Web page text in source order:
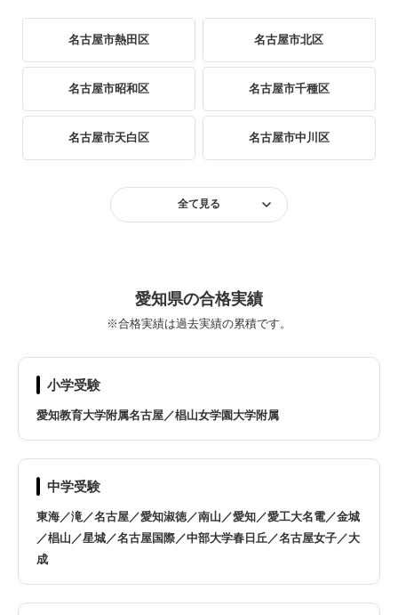
名古屋市熱田区 名古屋市北区
名古屋市昭和区 名古屋市千種区
名古屋市天白区 名古屋市中川区
名古屋市中区 名古屋市中村区
名古屋市港区 名古屋市南区
名古屋市名東区
あま市
一宮市 稲沢市
全て見る
愛知県の合格実績
※合格実績は過去実績の累積です。
小学受験
愛知教育大学附属名古屋／椙山女学園大学附属
中学受験
東海／滝／名古屋／愛知淑徳／南山／愛知／愛工大名電／金城
／椙山／星城／名古屋国際／中部大学春日丘／名古屋女子／大
成